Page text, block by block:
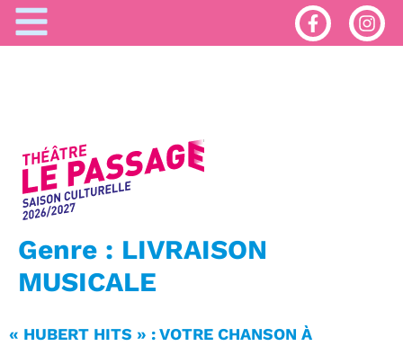
Genre : LIVRAISON
MUSICALE
« HUBERT HITS » : VOTRE CHANSON À